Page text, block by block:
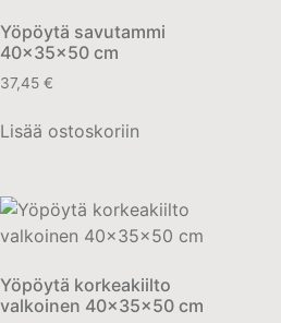
Yöpöytä savutammi
40x35x50 cm
37,45 €
Lisää ostoskoriin
Yöpöytä korkeakiilto
valkoinen 40x35x50 cm